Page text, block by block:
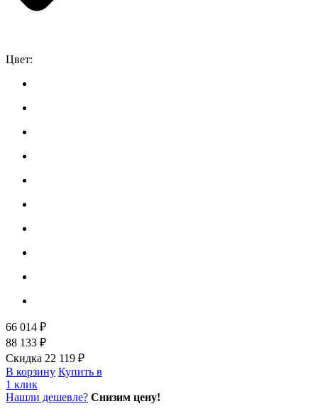
Цвет:
66 014 ₽
88 133 ₽
Скидка 22 119 ₽
В корзину Купить в
1 клик
Нашли дешевле? Снизим цену!